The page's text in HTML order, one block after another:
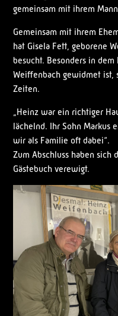
gemeinsam mit ihrem
Gemeinsam mit ihrem
hat Gisela Fett, geborene
besucht. Besonders in dem
Weiffenbach gewidmet
Zeiten.
„Heinz war ein richtiger
lächelnd. Ihr Sohn Markus
wir als Familie oft dabei“.
Zum Abschluss haben sich
Gästebuch verewigt.